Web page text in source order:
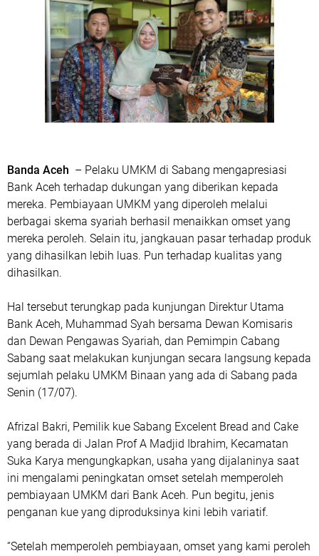
Banda Aceh – Pelaku UMKM di Sabang mengapresiasi
Bank Aceh terhadap dukungan yang diberikan kepada
mereka. Pembiayaan UMKM yang diperoleh melalui
berbagai skema syariah berhasil menaikkan omset yang
mereka peroleh. Selain itu, jangkauan pasar terhadap produk
yang dihasilkan lebih luas. Pun terhadap kualitas yang
dihasilkan.
Hal tersebut terungkap pada kunjungan Direktur Utama
Bank Aceh, Muhammad Syah bersama Dewan Komisaris
dan Dewan Pengawas Syariah, dan Pemimpin Cabang
Sabang saat melakukan kunjungan secara langsung kepada
sejumlah pelaku UMKM Binaan yang ada di Sabang pada
Senin (17/07).
Afrizal Bakri, Pemilik kue Sabang Excelent Bread and Cake
yang berada di Jalan Prof A Madjid Ibrahim, Kecamatan
Suka Karya mengungkapkan, usaha yang dijalaninya saat
ini mengalami peningkatan omset setelah memperoleh
pembiayaan UMKM dari Bank Aceh. Pun begitu, jenis
penganan kue yang diproduksinya kini lebih variatif.
“Setelah memperoleh pembiayaan, omset yang kami peroleh